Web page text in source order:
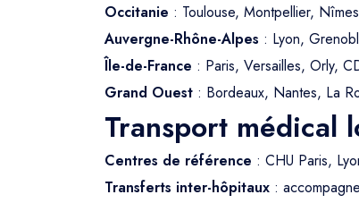
Occitanie : Toulouse, Montpellier,
Auvergne-Rhône-Alpes : Lyon,
Île-de-France : Paris, Versailles, Orly,
Grand Ouest : Bordeaux, Nantes, La
Transport médical
Centres de référence : CHU Paris,
Transferts inter-hôpitaux :